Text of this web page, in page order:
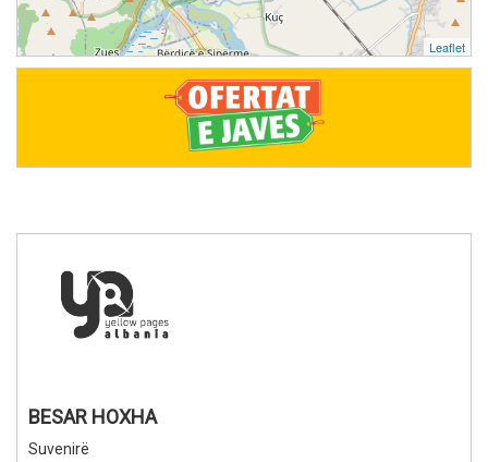
BESAR HOXHA
Suvenirë
Leaflet